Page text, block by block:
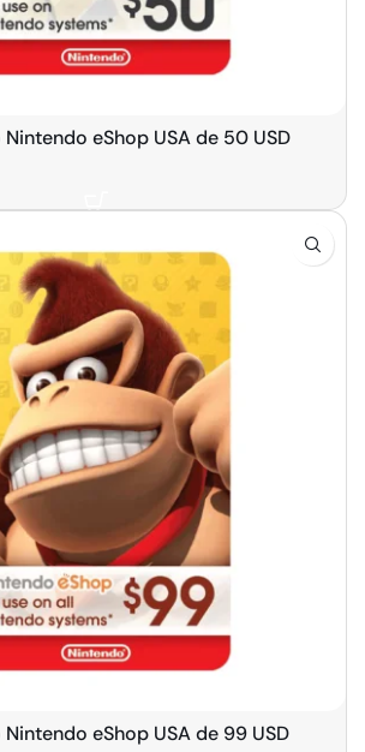
eShop USA de 50 USD
eShop USA de 99 USD